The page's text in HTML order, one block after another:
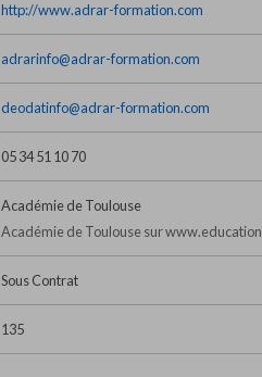
http://www.adrar-formation.com
adrarinfo@adrar-formation.com
deodatinfo@adrar-formation.com
05 34 51 10 70
Académie de Toulouse
Académie de Toulouse sur
Sous Contrat
135